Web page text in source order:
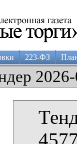
223-ФЗ